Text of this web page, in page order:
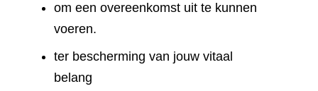
om een overeenkomst uit te kunnen
voeren.
ter bescherming van jouw vitaal
belang